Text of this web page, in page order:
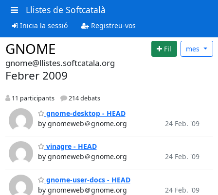
Llistes de Softcatalà
Inicia la sessió Registreu-vos
GNOME Fil mes
gnome@llistes.softcatala.org
Febrer 2009
11 participants 214 debats
gnome-desktop - HEAD
by gnomeweb＠gnome.org
24 Feb. '09
vinagre - HEAD
by gnomeweb＠gnome.org
24 Feb. '09
gnome-user-docs - HEAD
by gnomeweb＠gnome.org
24 Feb. '09